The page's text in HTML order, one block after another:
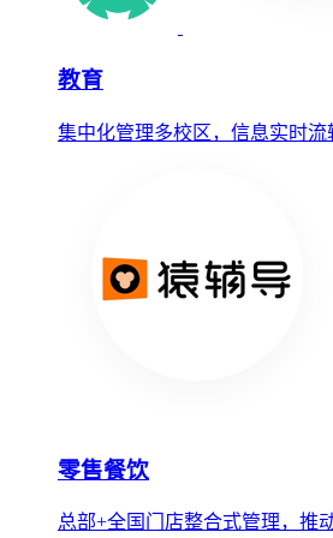
教育
集中化管理多校区，信息实时
零售餐饮
总部+全国门店整合式管理，推